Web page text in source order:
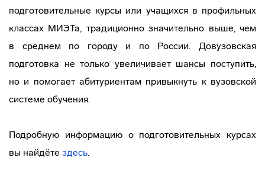
подготовительные курсы или учащихся в профильных
классах МИЭТа, традиционно значительно выше, чем
в среднем по городу и по России. Довузовская
подготовка не только увеличивает шансы поступить,
но и помогает абитуриентам привыкнуть к вузовской
системе обучения.
Подробную информацию о подготовительных курсах
вы найдёте здесь.